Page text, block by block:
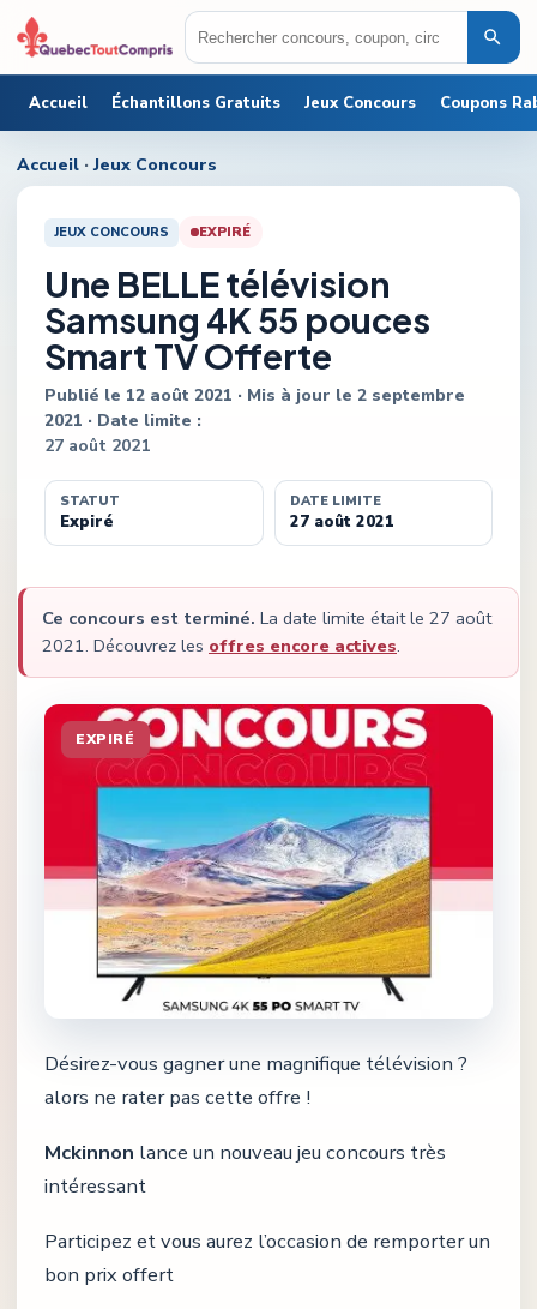
Accueil Échantillons Gratuits Jeux Concours Coupons
Accueil · Jeux Concours
JEUX CONCOURS EXPIRÉ
Une BELLE télévision
Samsung 4K 55 pouces
Smart TV Offerte
Publié le 12 août 2021 · Mis à jour le 2 septembre
2021 · Date limite :
27 août 2021
STATUT
Expiré
DATE LIMITE
27 août 2021
Ce concours est terminé. La date limite était le 27 août
2021. Découvrez les offres encore actives.
EXPIRÉ
Désirez-vous gagner une magnifique télévision ?
alors ne rater pas cette offre !
Mckinnon lance un nouveau jeu concours très
intéressant
Participez et vous aurez l’occasion de remporter un
bon prix offert